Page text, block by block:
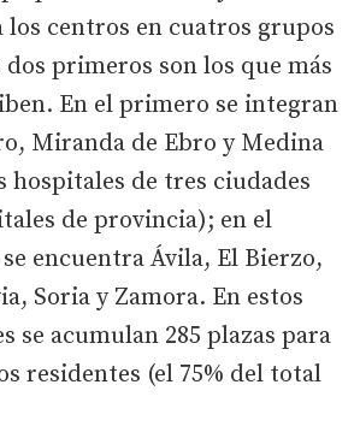
los centros en cuatros grupos
primeros son los que más
En el primero se integran
Miranda de Ebro y Medina
hospitales de tres ciudades
de provincia); en el
encuentra Ávila, El Bierzo,
Soria y Zamora. En estos
se acumulan 285 plazas para
residentes (el 75% del total